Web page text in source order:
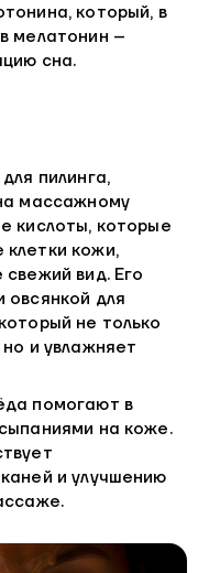
который, в
мелатонин –
сна.
пилинга,
массажному
кислоты, которые
кожи,
вид. Его
для
не только
и увлажняет
помогают в
на коже.
и улучшению